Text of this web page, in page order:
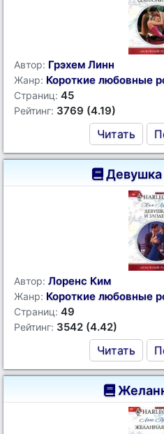
Автор: Грэхем Линн
Жанр: Короткие любовные
Страниц: 45
Рейтинг: 3769 (4.19)
Читать
Девушка
Автор: Лоренс Ким
Жанр: Короткие любовные
Страниц: 49
Рейтинг: 3542 (4.42)
Читать